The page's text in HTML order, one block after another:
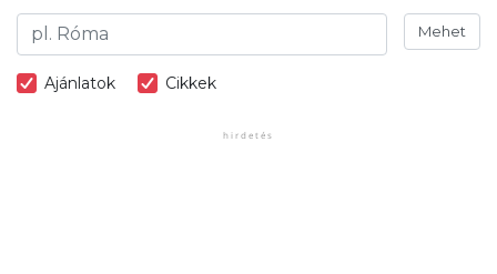
Mehet
Ajánlatok Cikkek